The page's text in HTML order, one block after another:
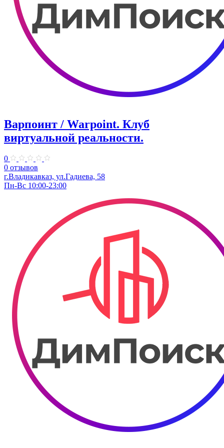
Варпоинт / Warpoint. Клуб
виртуальной реальности.
0
0 отзывов
г.Владикавказ, ул.Гадиева, 58
Пн-Вс 10:00-23:00